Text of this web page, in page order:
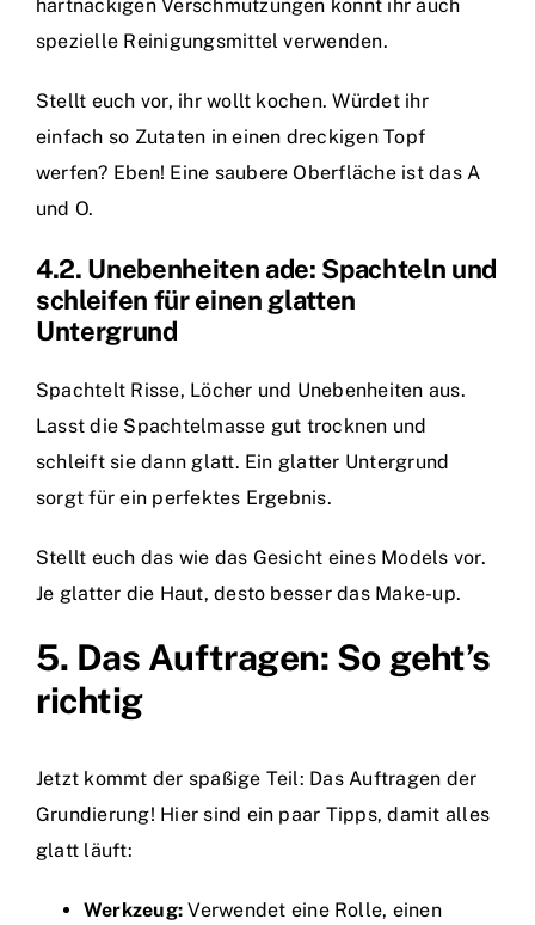
hartnäckigen Verschmutzungen könnt ihr auch
spezielle Reinigungsmittel verwenden.
Stellt euch vor, ihr wollt kochen. Würdet ihr
einfach so Zutaten in einen dreckigen Topf
werfen? Eben! Eine saubere Oberfläche ist das A
und O.
4.2. Unebenheiten ade: Spachteln und
schleifen für einen glatten
Untergrund
Spachtelt Risse, Löcher und Unebenheiten aus.
Lasst die Spachtelmasse gut trocknen und
schleift sie dann glatt. Ein glatter Untergrund
sorgt für ein perfektes Ergebnis.
Stellt euch das wie das Gesicht eines Models vor.
Je glatter die Haut, desto besser das Make-up.
5. Das Auftragen: So geht’s
richtig
Jetzt kommt der spaßige Teil: Das Auftragen der
Grundierung! Hier sind ein paar Tipps, damit alles
glatt läuft:
Werkzeug: Verwendet eine Rolle, einen